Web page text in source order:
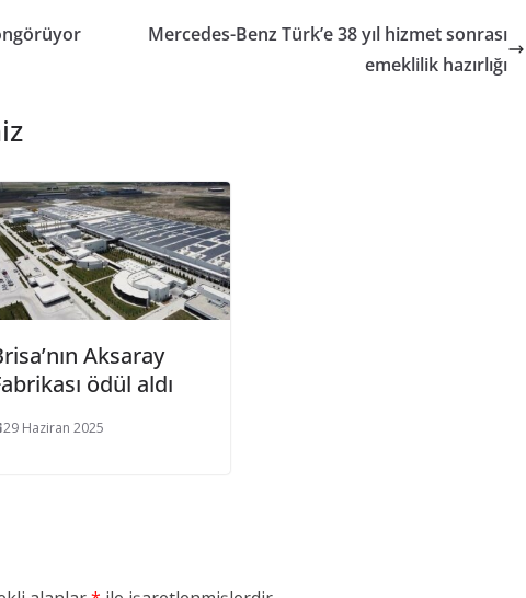
Mercedes-Benz Türk’e 38 yıl hizmet sonrası
emeklilik hazırlığı
Aksaray
ödül aldı
29 Haziran 2025